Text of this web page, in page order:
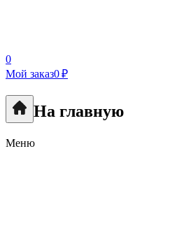
0
Мой заказ0 ₽
На главную
Меню